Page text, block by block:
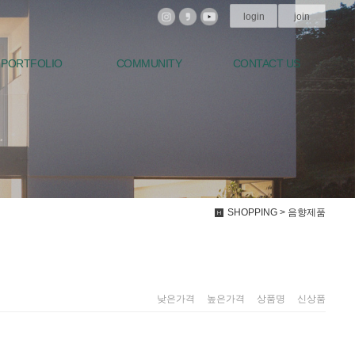
login join
PORTFOLIO COMMUNITY CONTACT US
SHOPPING > 음향제품
낮은가격 높은가격 상품명 신상품